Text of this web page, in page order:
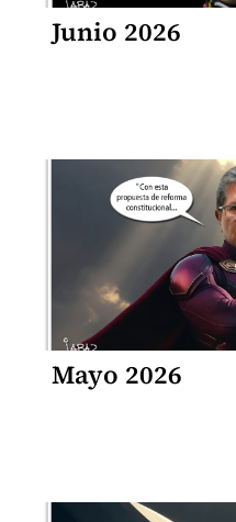
Junio 2026
Mayo 2026